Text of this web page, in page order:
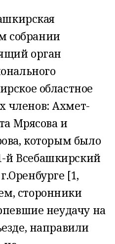
собрании
орган
областное
членов: Ахмет-
Мрясова и
которым было
й Всебашкир­ский
[1,
сторонники
неудачу на
направили